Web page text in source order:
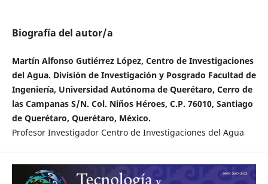
Biografía del autor/a
Martín Alfonso Gutiérrez López, Centro de Investigaciones
del Agua. División de Investigación y Posgrado Facultad de
Ingeniería, Universidad Autónoma de Querétaro, Cerro de
las Campanas S/N. Col. Niños Héroes, C.P. 76010, Santiago
de Querétaro, Querétaro, México.
Profesor Investigador Centro de Investigaciones del Agua